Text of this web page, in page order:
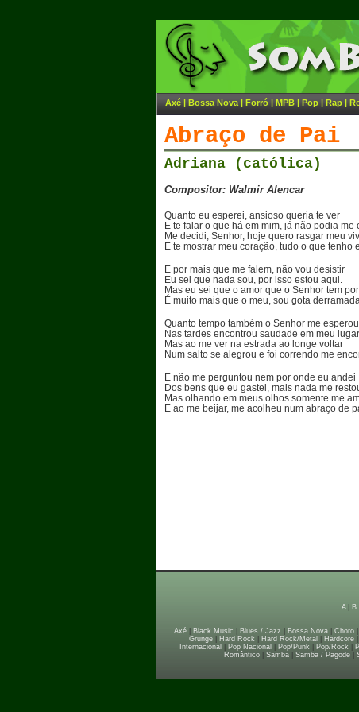
Axé | Bossa Nova | Forró | MPB | Pop | Rap |
Abraço de Pai
Adriana (católica)
Compositor: Walmir Alencar
Quanto eu esperei, ansioso queria te ver
E te falar o que há em mim, já não podia me
Me decidi, Senhor, hoje quero rasgar meu
E te mostrar meu coração, tudo o que tenho
E por mais que me falem, não vou desistir
Eu sei que nada sou, por isso estou aqui.
Mas eu sei que o amor que o Senhor tem
É muito mais que o meu, sou gota
Quanto tempo também o Senhor me esperou
Nas tardes encontrou saudade em meu lugar.
Mas ao me ver na estrada ao longe voltar
Num salto se alegrou e foi correndo me
E não me perguntou nem por onde eu andei
Dos bens que eu gastei, mais nada me
Mas olhando em meus olhos somente me
E ao me beijar, me acolheu num abraço de
A| B|
Axé
Black Music Blues / Jazz Bossa Nova Choro
Grunge| Hard Rock| Hard Rock/Metal Hardcore|
Internacional
Pop Nacional Pop/Punk| Pop/Rock|
Romântico| Samba| Samba / Pagode|